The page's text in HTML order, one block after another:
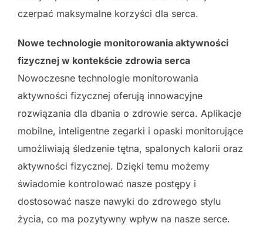
czerpać maksymalne korzyści dla serca.
Nowe technologie monitorowania aktywności
fizycznej w kontekście zdrowia serca
Nowoczesne technologie monitorowania
aktywności fizycznej oferują innowacyjne
rozwiązania dla dbania o zdrowie serca. Aplikacje
mobilne, inteligentne zegarki i opaski monitorujące
umożliwiają śledzenie tętna, spalonych kalorii oraz
aktywności fizycznej. Dzięki temu możemy
świadomie kontrolować nasze postępy i
dostosować nasze nawyki do zdrowego stylu
życia, co ma pozytywny wpływ na nasze serce.